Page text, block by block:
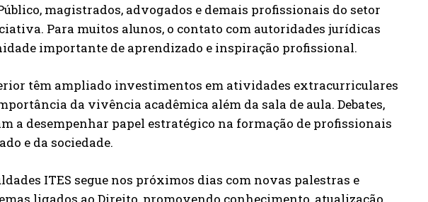
magistrados, advogados e demais profissionais do setor
Para muitos alunos, o contato com autoridades jurídicas
importante de aprendizado e inspiração profissional.
têm ampliado investimentos em atividades extracurriculares
da vivência acadêmica além da sala de aula. Debates,
a desempenhar papel estratégico na formação de profissionais
e da sociedade.
ITES segue nos próximos dias com novas palestras e
ligados ao Direito, promovendo conhecimento, atualização